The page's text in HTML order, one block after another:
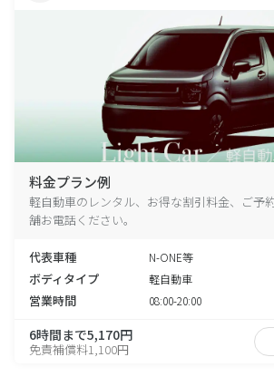
料金プラン例
軽自動車のレンタル、お得な割引料金、ご予
舗お電話ください。
代表車種 N-ONE等
ボディタイプ 軽自動車
営業時間 08:00-20:00
6時間まで5,170円
免責補償料1,100円